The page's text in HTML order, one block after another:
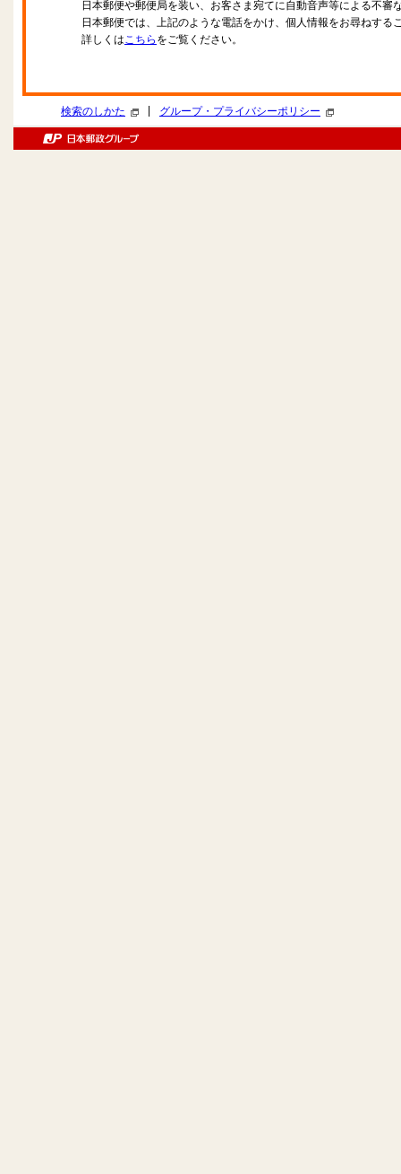
日本郵便や郵便局を装い、お客さま宛てに自動音声等による不審
日本郵便では、上記のような電話をかけ、個人情報をお尋ねする
詳しくはこちら をご覧ください。
検索のしかた グループ・プライバシーポリシー